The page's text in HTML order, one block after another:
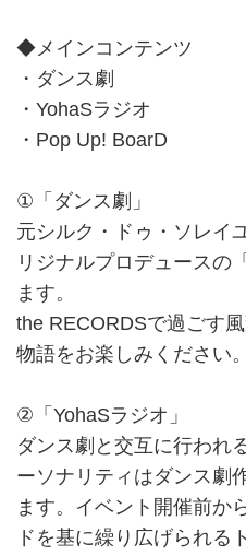
◆メインコンテンツ
・ダンス劇
・YohaSラジオ
・Pop Up! BoarD
①「ダンス劇」
元シルク・ドゥ・ソレイ
リジナルプロデュースの
ます。
the RECORDSで過ごす
物語をお楽しみください。
②「YohaSラジオ」
ダンス劇と交互に行われ
ーソナリティはダンス劇
ます。イベント開催前か
ドを基に繰り広げられる